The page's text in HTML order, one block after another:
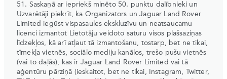
51. Saskaņā ar iepriekš minēto 50. punktu dalībnieki un
Uzvarētāji piekrīt, ka Organizators un Jaguar Land Rover
Limited iegūst vispasaules ekskluzīvu un neatsaucamu
licenci izmantot Lietotāju veidoto saturu visos plašsaziņas
līdzekļos, kā arī atļaut tā izmantošanu, tostarp, bet ne tikai,
tīmekļa vietnēs, sociālo mediju kanālos, trešo pušu vietnēs
(vai to daļās), kas ir Jaguar Land Rover Limited vai tā
aģentūru pārziņā (ieskaitot, bet ne tikai, Instagram, Twitter,